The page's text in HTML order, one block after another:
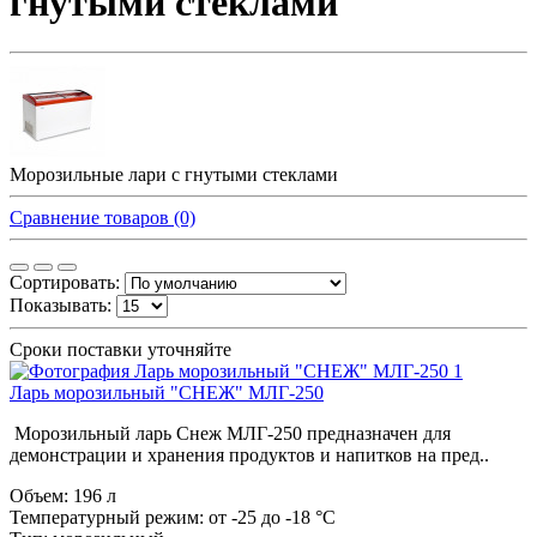
Морозильные лари с гнутыми стеклами
Сравнение товаров (0)
Сортировать:
Показывать:
Сроки поставки уточняйте
Ларь морозильный "СНЕЖ" МЛГ-250
Морозильный ларь Снеж МЛГ-250 предназначен для
демонстрации и хранения продуктов и напитков на пред..
Объем: 196 л
Температурный режим: от -25 до -18 °С